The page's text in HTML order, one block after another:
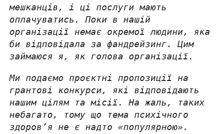
мешканців, і ці послуги мають
оплачуватись. Поки в нашій
організації немає окремої людини, яка
би відповідала за фандрейзинг. Цим
займаюся я, як голова організації.
Ми подаємо проєктні пропозиції на
грантові конкурси, які відповідають
нашим цілям та місії. На жаль, таких
небагато, тому що тема психічного
здоров’я не є надто «популярною».